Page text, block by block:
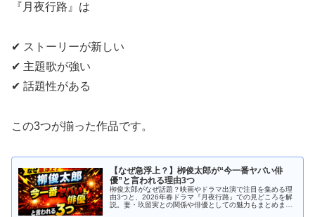
『月夜行路』は
✔ ストーリーが新しい
✔ 主題歌が強い
✔ 話題性がある
この3つが揃った作品です。
【なぜ急浮上？】栁俊太郎が“今一番ヤバい俳
優”と言われる理由3つ
栁俊太郎がなぜ話題？映画やドラマ出演で注目を集める理
由3つと、2026年春ドラマ『月夜行路』での見どころを解
説。妻・玖留実との関係や俳優としての魅力もまとめまし